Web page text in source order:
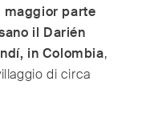
maggior parte
il Darién
in Colombia,
di circa